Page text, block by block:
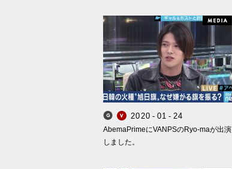
Smappa! Group
VANPS
2020 - 01 - 24
AbemaPrimeにVANPSのRyo-maが出演
しました。